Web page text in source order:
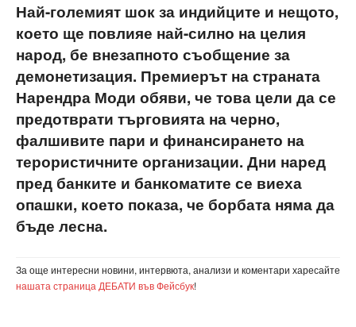
Най-големият шок за индийците и нещото,
което ще повлияе най-силно на целия
народ, бе внезапното съобщение за
демонетизация. Премиерът на страната
Нарендра Моди обяви, че това цели да се
предотврати търговията на черно,
фалшивите пари и финансирането на
терористичните организации. Дни наред
пред банките и банкоматите се виеха
опашки, което показа, че борбата няма да
бъде лесна.
За още интересни новини, интервюта, анализи и коментари харесайте
нашата страница ДЕБАТИ във Фейсбук!